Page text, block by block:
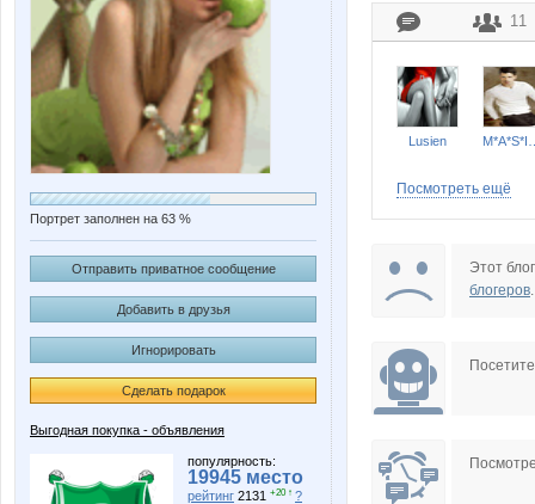
Портрет заполнен на 63 %
Отправить приватное сообщение
Добавить в друзья
Игнорировать
Сделать подарок
Выгодная покупка - объявления
популярность:
19945 место
рейтинг 2131 +20 ↑ ?
11
Lusien
Посмотреть ещё
Этот
блогеров.